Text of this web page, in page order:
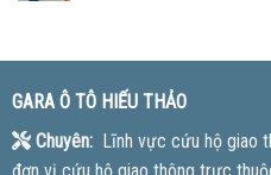
GARA Ô TÔ HIẾU THẢO
Chuyên:Lĩnh vực cứu hộ giao